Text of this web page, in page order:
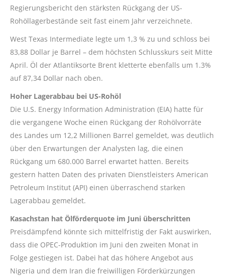
Regierungsbericht den stärksten Rückgang der US-
Rohöllagerbestände seit fast einem Jahr verzeichnete.
West Texas Intermediate legte um 1,3 % zu und schloss bei
83,88 Dollar je Barrel – dem höchsten Schlusskurs seit Mitte
April. Öl der Atlantiksorte Brent kletterte ebenfalls um 1.3%
auf 87,34 Dollar nach oben.
Hoher Lagerabbau bei US-Rohöl
Die U.S. Energy Information Administration (EIA) hatte für
die vergangene Woche einen Rückgang der Rohölvorräte
des Landes um 12,2 Millionen Barrel gemeldet, was deutlich
über den Erwartungen der Analysten lag, die einen
Rückgang um 680.000 Barrel erwartet hatten. Bereits
gestern hatten Daten des privaten Dienstleisters American
Petroleum Institut (API) einen überraschend starken
Lagerabbau gemeldet.
Kasachstan hat Ölförderquote im Juni überschritten
Preisdämpfend könnte sich mittelfristig der Fakt auswirken,
dass die OPEC-Produktion im Juni den zweiten Monat in
Folge gestiegen ist. Dabei hat das höhere Angebot aus
Nigeria und dem Iran die freiwilligen Förderkürzungen